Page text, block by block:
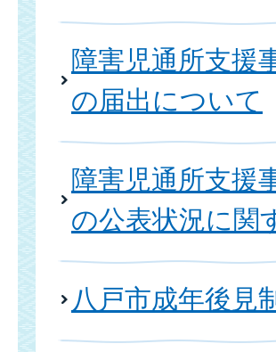
障害児通所支援
の届出について
障害児通所支援
の公表状況に関
八戸市成年後見